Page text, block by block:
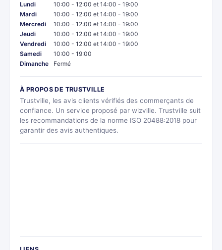
Lundi
10:00 - 12:00 et 14:00 - 19:00
Mardi
10:00 - 12:00 et 14:00 - 19:00
Mercredi
10:00 - 12:00 et 14:00 - 19:00
Jeudi
10:00 - 12:00 et 14:00 - 19:00
Vendredi
10:00 - 12:00 et 14:00 - 19:00
Samedi
10:00 - 19:00
Dimanche
Fermé
À PROPOS DE TRUSTVILLE
Trustville, les avis clients vérifiés des commerçants de
confiance. Un service proposé par wizville. Trustville suit
les recommandations de la norme ISO 20488:2018 pour
garantir des avis authentiques.